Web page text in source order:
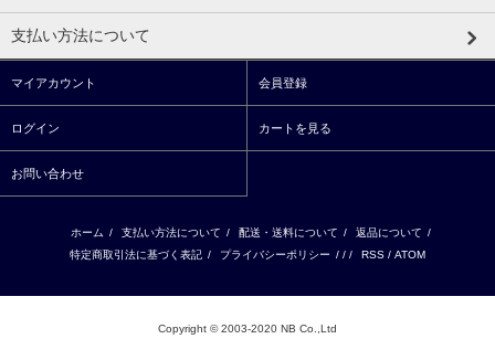
支払い方法について
マイアカウント 会員登録
ログイン カートを見る
お問い合わせ
ホーム / 支払い方法について / 配送・送料について / 返品について /
特定商取引法に基づく表記 / プライバシーポリシー / / / RSS / ATOM
Copyright © 2003-2020 NB Co.,Ltd